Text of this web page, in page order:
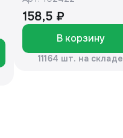
158,5 ₽
В корзину
11164 шт. на складе